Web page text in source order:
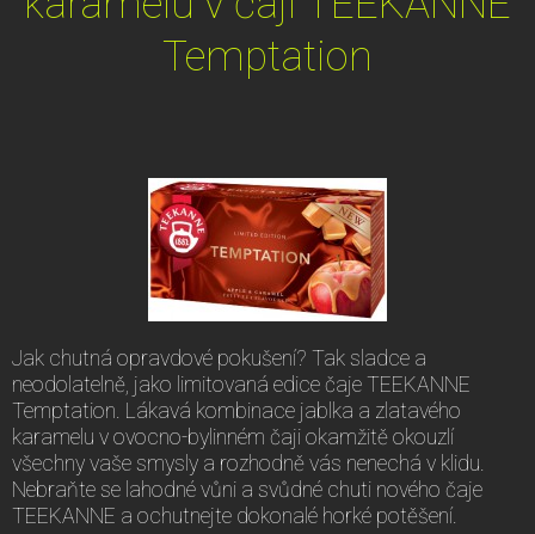
Temptation
Jak chutná opravdové pokušení? Tak sladce a
neodolatelně, jako limitovaná edice čaje TEEKANNE
Temptation. Lákavá kombinace jablka a zlatavého
karamelu v ovocno-bylinném čaji okamžitě okouzlí
všechny vaše smysly a rozhodně vás nenechá v klidu.
Nebraňte se lahodné vůni a svůdné chuti nového čaje
TEEKANNE a ochutnejte dokonalé horké potěšení.